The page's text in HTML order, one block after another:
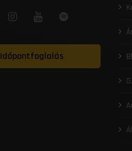
Időpontfoglalás